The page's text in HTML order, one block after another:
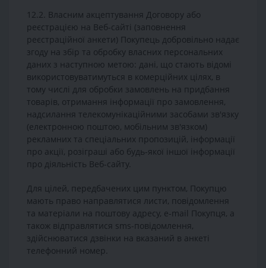
12.2. Власним акцептування Договору або
реєстрацією на Веб-сайті (заповнення
реєстраційної анкети) Покупець добровільно надає
згоду на збір та обробку власних персональних
даних з наступною метою: дані, що стають відомі
використовуватимуться в комерційних цілях, в
тому числі для обробки замовлень на придбання
товарів, отримання інформації про замовлення,
надсилання телекомунікаційними засобами зв'язку
(електронною поштою, мобільним зв'язком)
рекламних та спеціальних пропозицій, інформації
про акції, розіграші або будь-якої іншої інформації
про діяльність Веб-сайту.
Для цілей, передбачених цим пунктом, Покупцю
мають право направлятися листи, повідомлення
та матеріали на поштову адресу, e-mail Покупця, а
також відправлятися sms-повідомлення,
здійснюватися дзвінки на вказаний в анкеті
телефонний номер.